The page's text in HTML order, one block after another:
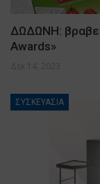
ΔΩΔΩΝΗ:
Awards»
Δεκ 14, 2023
ΣΥΣΚΕΥΑΣΙΑ